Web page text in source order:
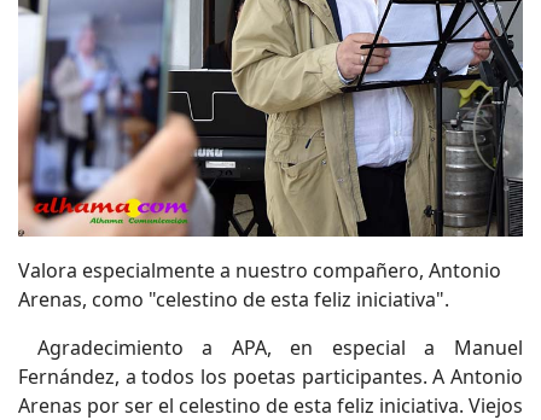
Valora especialmente a nuestro compañero, Antonio
Arenas, como "celestino de esta feliz iniciativa".
Agradecimiento a APA, en especial a Manuel
Fernández, a todos los poetas participantes. A Antonio
Arenas por ser el celestino de esta feliz iniciativa. Viejos